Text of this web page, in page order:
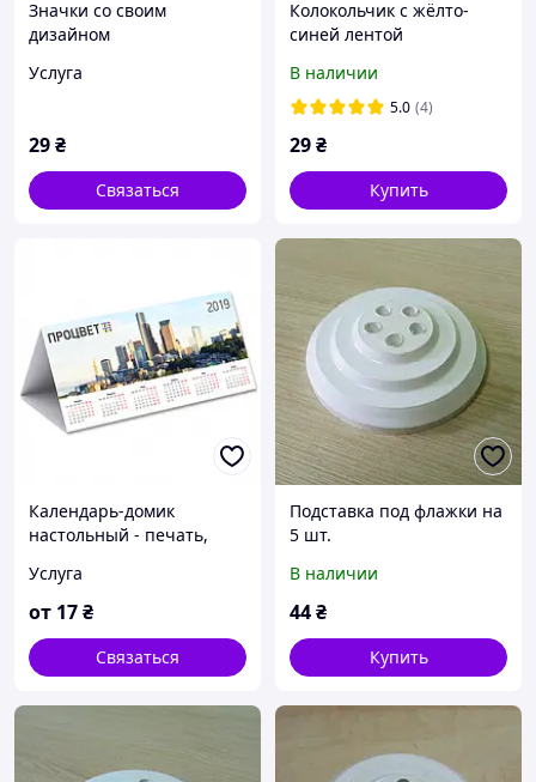
Значки со своим
дизайном
Услуга
29₴
Связаться
Колокольчик с жёлто-
синей лентой
В наличии
5.0 (4)
29₴
Купить
Календарь-домик
настольный - печать,
Услуга
от 17₴
Связаться
Подставка под флажки на
5 шт.
В наличии
44₴
Купить